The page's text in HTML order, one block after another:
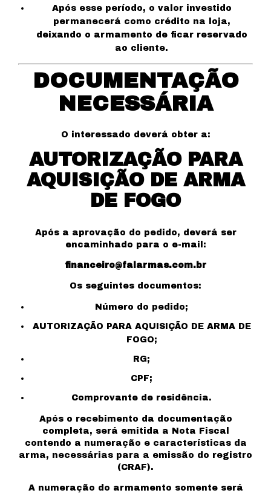
Após esse período, o valor investido
permanecerá como crédito na loja,
deixando o armamento de ficar reservado
ao cliente.
DOCUMENTAÇÃO
NECESSÁRIA
O interessado deverá obter a:
AUTORIZAÇÃO PARA
AQUISIÇÃO DE ARMA
DE FOGO
Após a aprovação do pedido, deverá ser
encaminhado para o e-mail:
financeiro@falarmas.com.br
Os seguintes documentos:
Número do pedido;
AUTORIZAÇÃO PARA AQUISIÇÃO DE ARMA DE
FOGO;
RG;
CPF;
Comprovante de residência.
Após o recebimento da documentação
completa, será emitida a Nota Fiscal
contendo a numeração e características da
arma, necessárias para a emissão do registro
(CRAF).
A numeração do armamento somente será